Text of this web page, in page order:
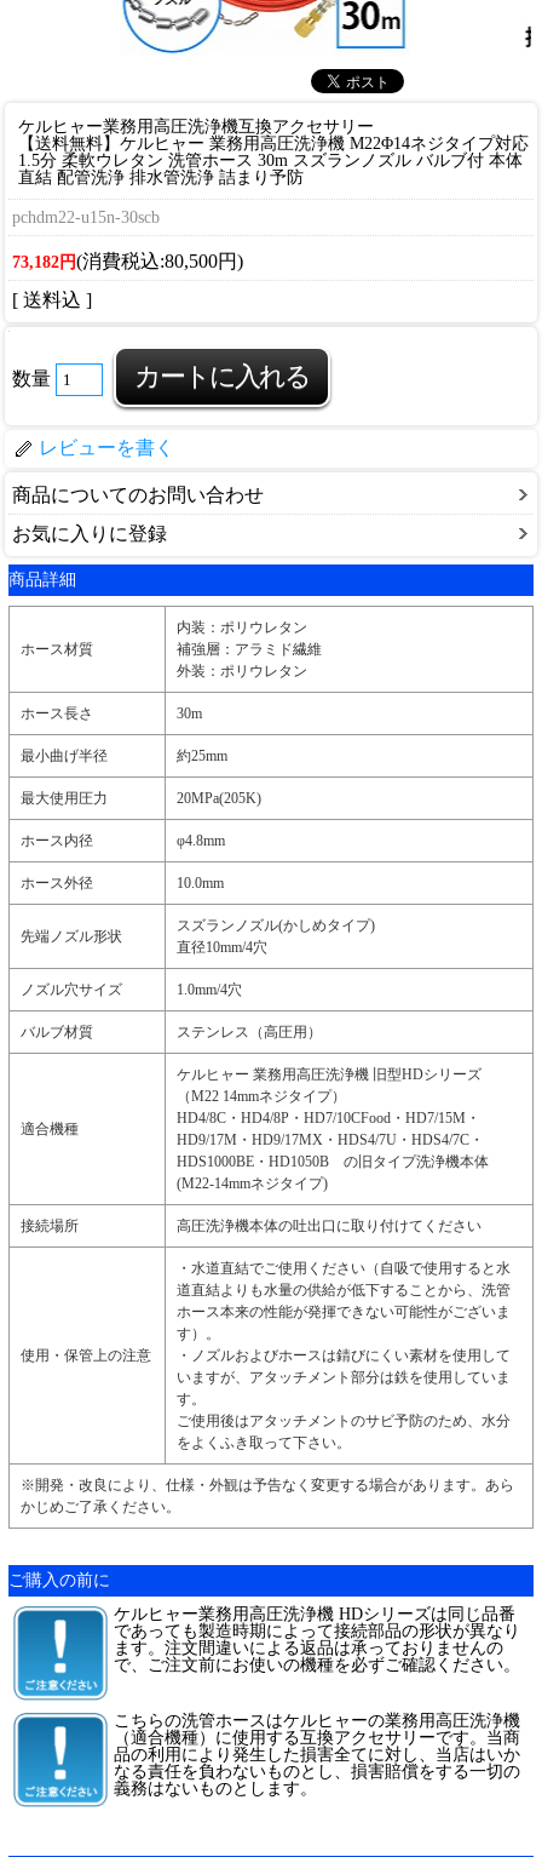
ケルヒャー業務用高圧洗浄機互換アクセサリー
【送料無料】ケルヒャー 業務用高圧洗浄機 M22Φ14ネジタイプ対応
1.5分 柔軟ウレタン 洗管ホース 30m スズランノズル バルブ付 本体
直結 配管洗浄 排水管洗浄 詰まり予防
pchdm22-u15n-30scb
73,182円(消費税込:80,500円)
[ 送料込 ]
数量
レビューを書く
商品についてのお問い合わせ
お気に入りに登録
商品詳細
ホース材質
内装：ポリウレタン
補強層：アラミド繊維
外装：ポリウレタン
ホース長さ 30m
最小曲げ半径 約25mm
最大使用圧力 20MPa(205K)
ホース内径 φ4.8mm
ホース外径 10.0mm
先端ノズル形状
スズランノズル(かしめタイプ)
直径10mm/4穴
ノズル穴サイズ 1.0mm/4穴
バルブ材質 ステンレス（高圧用）
適合機種
ケルヒャー 業務用高圧洗浄機 旧型HDシリーズ
（M22 14mmネジタイプ）
HD4/8C・HD4/8P・HD7/10CFood・HD7/15M・
HD9/17M・HD9/17MX・HDS4/7U・HDS4/7C・
HDS1000BE・HD1050B の旧タイプ洗浄機本体
(M22-14mmネジタイプ)
接続場所 高圧洗浄機本体の吐出口に取り付けてください
使用・保管上の注意
・水道直結でご使用ください（自吸で使用すると水
道直結よりも水量の供給が低下することから、洗管
ホース本来の性能が発揮できない可能性がございま
す）。
・ノズルおよびホースは錆びにくい素材を使用して
いますが、アタッチメント部分は鉄を使用していま
す。
ご使用後はアタッチメントのサビ予防のため、水分
をよくふき取って下さい。
※開発・改良により、仕様・外観は予告なく変更する場合があります。あら
かじめご了承ください。
ご購入の前に
ケルヒャー業務用高圧洗浄機 HDシリーズは同じ品番
であっても製造時期によって接続部品の形状が異なり
ます。注文間違いによる返品は承っておりませんの
で、ご注文前にお使いの機種を必ずご確認ください。
こちらの洗管ホースはケルヒャーの業務用高圧洗浄機
（適合機種）に使用する互換アクセサリーです。当商
品の利用により発生した損害全てに対し、当店はいか
なる責任を負わないものとし、損害賠償をする一切の
義務はないものとします。